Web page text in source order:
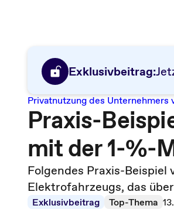
Exklusivbeitrag:
Privatnutzung des Unternehmers
Praxis-
mit der 1-%-
Folgendes Praxis-
Elektrofahrzeugs, das
Exklusivbeitrag Top-Thema